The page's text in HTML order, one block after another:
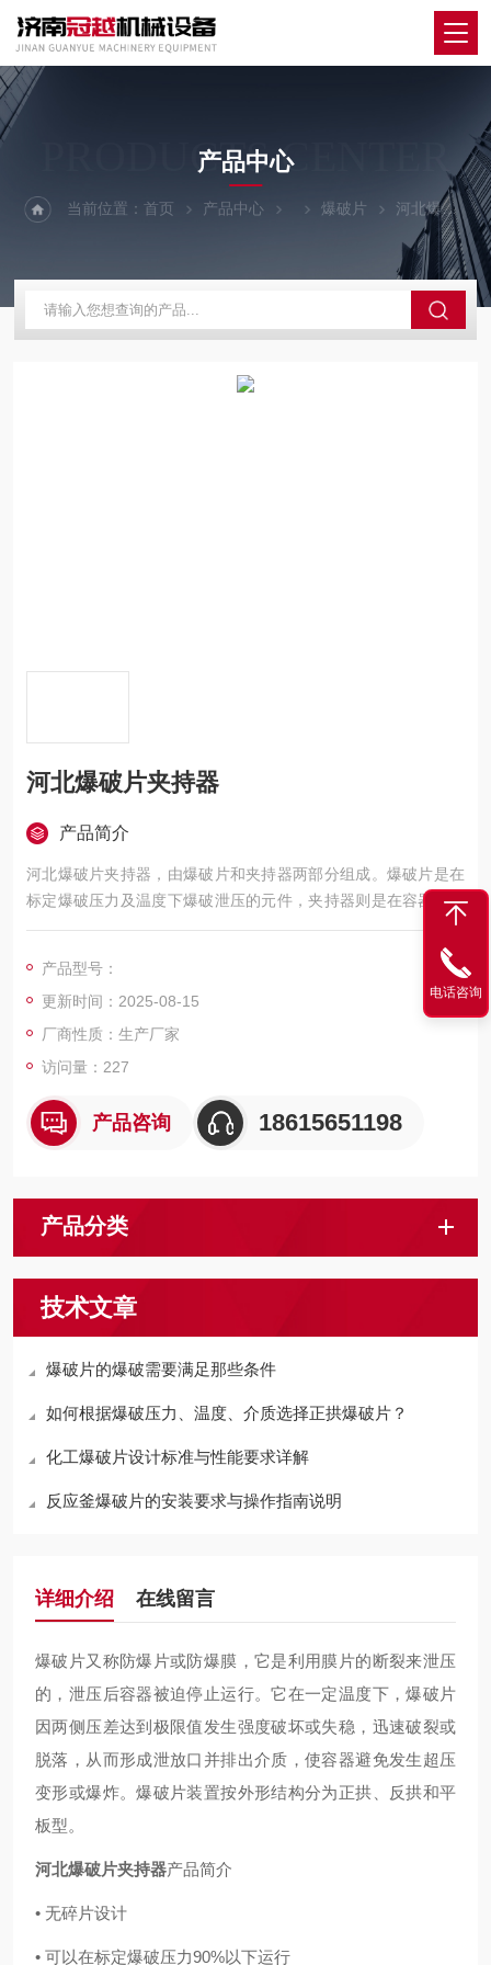
PRODUCTS CENTER
产品中心
当前位置：首页 产品中心 爆破片 河北爆破片夹持器
河北爆破片夹持器
产品简介
河北爆破片夹持器，由爆破片和夹持器两部分组成。爆破片是在
标定爆破压力及温度下爆破泄压的元件，夹持器则是在容器的适
当部位装接夹持膜片的辅助元件。
产品型号：
更新时间：2025-08-15
厂商性质：生产厂家
访问量：227
产品咨询 18615651198
产品分类
技术文章
爆破片的爆破需要满足那些条件
如何根据爆破压力、温度、介质选择正拱爆破片？
化工爆破片设计标准与性能要求详解
反应釜爆破片的安装要求与操作指南说明
详细介绍 在线留言
爆破片又称防爆片或防爆膜，它是利用膜片的断裂来泄压
的，泄压后容器被迫停止运行。它在一定温度下，爆破片
因两侧压差达到极限值发生强度破坏或失稳，迅速破裂或
脱落，从而形成泄放口并排出介质，使容器避免发生超压
变形或爆炸。爆破片装置按外形结构分为正拱、反拱和平
板型。
河北爆破片夹持器产品简介
• 无碎片设计
• 可以在标定爆破压力90%以下运行
电话咨询